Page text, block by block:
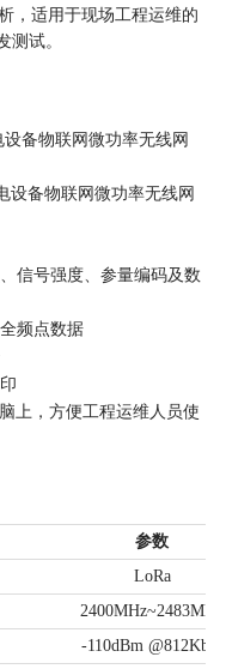
，适用于现场工程运维的
试。
备物联网微功率无线网
设备物联网微功率无线网
信号强度、参量编码及数
频点数据
上，方便工程运维人员使
参数
LoRa
2400MHz~2483MHz
-110dBm @812Kbps